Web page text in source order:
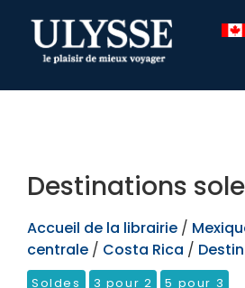
TEST
Destinations
Accueil de la librairie /
centrale / Costa Rica /
Soldes 3 pour 2
5 pour 3